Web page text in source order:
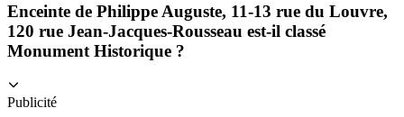
Enceinte de Philippe Auguste, 11-13 rue du Louvre,
120 rue Jean-Jacques-Rousseau est-il classé
Monument Historique ?
Publicité